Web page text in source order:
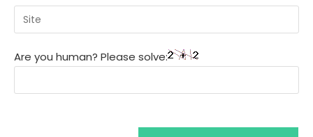
Are you human? Please solve: